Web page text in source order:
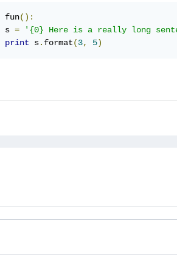
fun():
s
=
'{0} Here is a really long
print s. format(3, 5)